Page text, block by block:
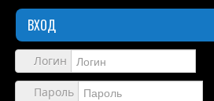
Доставка
Обзоры
Каталог
ВХОД
Логин
Пароль